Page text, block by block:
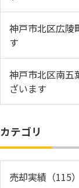
神戸市北区広
す
神戸市北区南
ざいます
カテゴリ
売却実績（115）